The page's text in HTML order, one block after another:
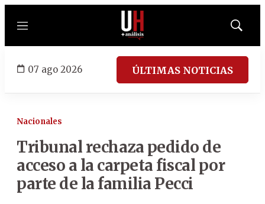
Menú
Mostrar
07 ago 2026 ÚLTIMAS NOTICIAS
Nacionales
Tribunal rechaza pedido de
acceso a la carpeta fiscal por
parte de la familia Pecci